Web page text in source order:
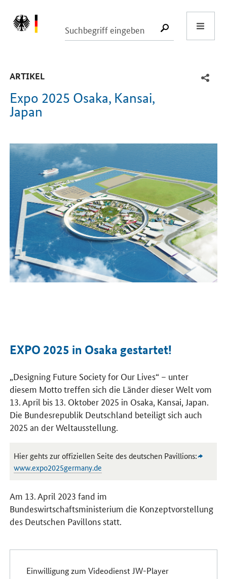
SUCHE
ARTIKEL
Expo 2025 Osaka, Kansai,
Japan
EXPO 2025 in Osaka gestartet!
Designing Future Society for Our Lives“ – unter
diesem Motto treffen sich die Länder dieser Welt vom
13. April bis 13. Oktober 2025 in Osaka, Kansai, Japan.
Die Bundesrepublik Deutschland beteiligt sich auch
2025 an der Weltausstellung.
Hier gehts zur offiziellen Seite des deutschen Pavillions:
www.expo2025germany.de
Am 13. April 2023 fand im
Bundeswirtschaftsministerium die Konzeptvorstellung
des Deutschen Pavillons statt.
Einwilligung zum Videodienst JW-Player